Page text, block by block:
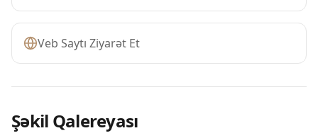
Veb Saytı Ziyarət Et
Şəkil Qalereyası